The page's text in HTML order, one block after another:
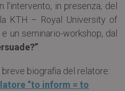
in presenza, del
KTH – Royal University of
un seminario-workshop, dal
breve biografia del relatore:
“to inform = to